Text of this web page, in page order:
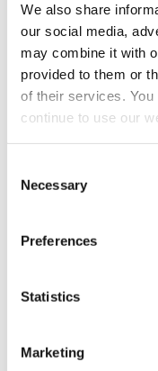
We also share
our social media,
may combine it with
provided to them or
of their services.
continue to use our
Selection
Necessary
Preferences
Statistics
Marketing
Si el
a
del
Si se
requisitos
funcionalidad
reduce los